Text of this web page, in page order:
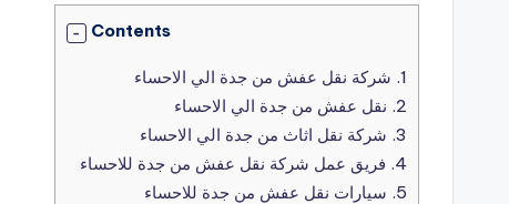
Contents
1. شركة نقل عفش من جدة الي الاحساء
2. نقل عفش من جدة الي الاحساء
3. شركة نقل اثاث من جدة الي الاحساء
4. فريق عمل شركة نقل عفش من جدة للاحساء
5. سيارات نقل عفش من جدة للاحساء